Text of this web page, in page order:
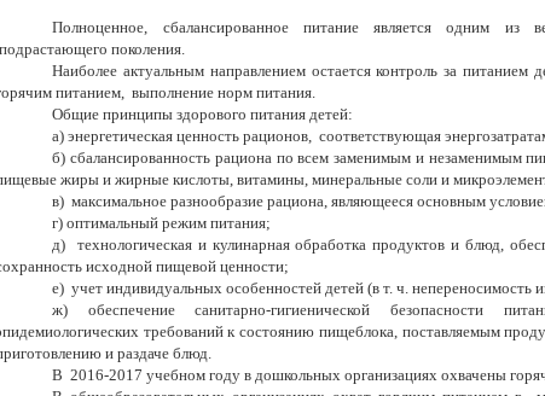
Полноценное, сбалансированное питание является одним из
подрастающего поколения.
Наиболее актуальным направлением остается контроль за питанием
питанием, выполнение норм питания.
Общие принципы здорового питания детей:
а) энергетическая ценность рационов, соответствующая
б) сбалансированность рациона по всем заменимым и незаменимым
жиры и жирные кислоты, витамины, минеральные соли и
в) максимальное разнообразие рациона, являющееся основным
г) оптимальный режим питания;
д) технологическая и кулинарная обработка продуктов и блюд,
исходной пищевой ценности;
е) учет индивидуальных особенностей детей (в т. ч. непереносимость
ж) обеспечение санитарно-гигиенической безопасности
требований к состоянию пищеблока, поставляемым
и раздаче блюд.
В 2016-2017 учебном году в дошкольных организациях охвачены